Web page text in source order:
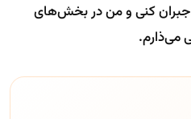
کنی و من در بخش‌های
می‌ذارم.